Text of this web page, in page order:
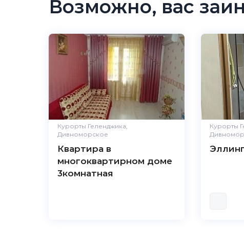
Возможно, вас
Курорты Геленджика,
Дивноморское
Квартира в
многоквартирном доме
3комнатная
Курорты